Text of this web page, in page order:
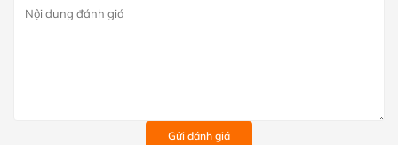
Gửi đánh giá